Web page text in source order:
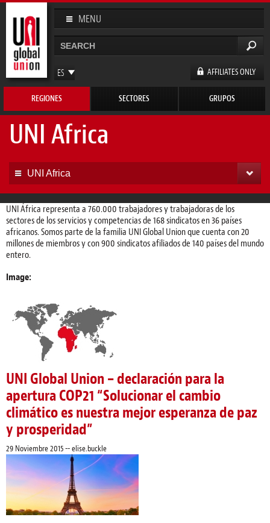
Pasar al
contenido
principal
MENU
ES
EN
AFFILIATES ONLY
Formulario de búsqueda
REGIONES SECTORES GRUPOS
UNI Africa
UNI Africa
UNI África representa a 760.000 trabajadores y trabajadoras de los
sectores de los servicios y competencias de 168 sindicatos en 36 países
africanos. Somos parte de la familia UNI Global Union que cuenta con 20
millones de miembros y con 900 sindicatos afiliados de 140 países del mundo
entero.
Image:
UNI Global Union – declaración para la
apertura COP21 “Solucionar el cambio
climático es nuestra mejor esperanza de paz
y prosperidad”
29 Noviembre 2015 -- elise.buckle